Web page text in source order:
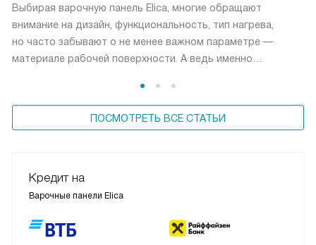
Выбирая варочную панель Elica, многие обращают
внимание на дизайн, функциональность, тип нагрева,
но часто забывают о не менее важном параметре —
материале рабочей поверхности. А ведь именно
перепады температуры и сохранит ли внешний вид спустя
годы. На первый взгляд стекло и стеклокерамика кажутся
совершенно разных технологических подхода.
Разобравшись в особенностях каждого материала, легче
задачами на кухне.
ПОСМОТРЕТЬ ВСЕ СТАТЬИ
Кредит на
Варочные панели Elica